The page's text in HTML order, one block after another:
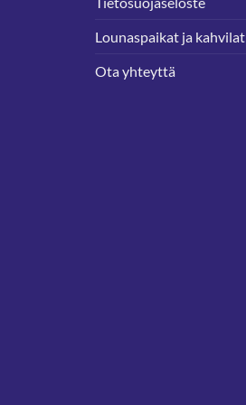
Lounaspaikat ja kahvilat
Ota yhteyttä